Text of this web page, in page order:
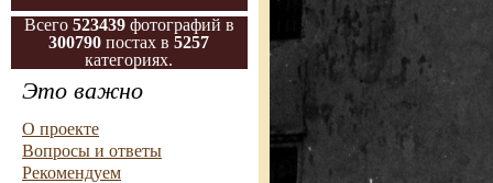
Всего 523439 фотографий в
300790 постах в5257
категориях.
Это важно
О проекте
Вопросы и ответы
Рекомендуем